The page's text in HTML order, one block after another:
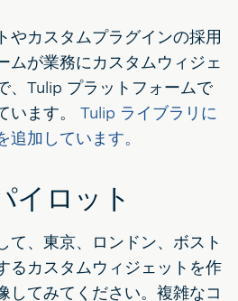
やカスタムプラグインの採用
ムが業務にカスタムウィジェ
、Tulip プラットフォームで
ます。
Tulip ライブラリに
加しています。
イロット
て、東京、ロンドン、ボスト
るカスタムウィジェットを作
してみてください。複雑なコ